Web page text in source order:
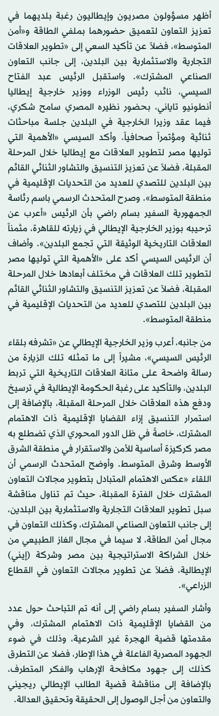
أظهر مسؤولون مصريون وإيطاليون رغبة بلديهما في
تعزيز التعاون لتعميق حضورهما بملفي الطاقة و«أمن
المتوسط»، فضلاً عن تأكيد السعي إلى «تطوير العلاقات
التجارية والاستثمارية بين البلدين، إلى جانب التعاون
الصناعي المشترك». واستقبل الرئيس عبد الفتاح
السيسي، نائب رئيس الوزراء ووزير خارجية إيطاليا
أنطونيو تاياني، بحضور نظيره المصري سامح شكري،
فيما عقد وزيرا الخارجية في البلدين جلسة مباحثات
ثنائية ومؤتمراً صحافياً. وأكد السيسي «الأهمية التي
توليها مصر لتطوير العلاقات مع إيطاليا خلال المرحلة
المقبلة، فضلاً عن تعزيز التنسيق والتشاور الثنائي القائم
بين البلدين للتصدي للعديد من التحديات الإقليمية في
منطقة المتوسط». وصرح المتحدث الرسمي باسم رئاسة
الجمهورية السفير بسام راضي بأن الرئيس «أعرب عن
ترحيبه بوزير الخارجية الإيطالي في زيارته للقاهرة، مثمناً
العلاقات التاريخية الوثيقة التي تجمع البلدين». وأضاف
أن الرئيس السيسي أكد على «الأهمية التي توليها مصر
لتطوير تلك العلاقات في مختلف أبعادها خلال المرحلة
المقبلة، فضلاً عن تعزيز التنسيق والتشاور الثنائي القائم
بين البلدين للتصدي للعديد من التحديات الإقليمية في
منطقة المتوسط».
من جانبه، أعرب وزير الخارجية الإيطالي عن «تشرفه بلقاء
الرئيس السيسي»، مشيراً إلى ما تمثله تلك الزيارة من
رسالة واضحة على متانة العلاقات التاريخية التي تربط
البلدين، والتأكيد على رغبة الحكومة الإيطالية في ترسيخ
ودفع هذه العلاقات خلال المرحلة المقبلة، بالإضافة إلى
استمرار التنسيق إزاء القضايا الإقليمية ذات الاهتمام
المشترك، خاصةً في ظل الدور المحوري الذي تضطلع به
مصر كركيزة أساسية للأمن والاستقرار في منطقة الشرق
الأوسط وشرق المتوسط. وأوضح المتحدث الرسمي أن
اللقاء «عكس الاهتمام المتبادل بتطوير مجالات التعاون
المشترك خلال الفترة المقبلة، حيث تم تناول مناقشة
سبل تطوير العلاقات التجارية والاستثمارية بين البلدين،
إلى جانب التعاون الصناعي المشترك، وكذلك التعاون في
مجال أمن الطاقة، لا سيما في مجال الغاز الطبيعي من
خلال الشراكة الاستراتيجية بين مصر وشركة (إيني)
الإيطالية، فضلاً عن تطوير مجالات التعاون في القطاع
الزراعي».
وأشار السفير بسام راضي إلى أنه تم التباحث حول عدد
من القضايا الإقليمية ذات الاهتمام المشترك، وفي
مقدمتها قضية الهجرة غير الشرعية، وذلك في ضوء
الجهود المصرية الفاعلة في هذا الإطار، فضلا عن التطرق
كذلك إلى جهود مكافحة الإرهاب والفكر المتطرف،
بالإضافة إلى مناقشة قضية الطالب الإيطالي ريجيني
والتعاون من أجل الوصول إلى الحقيقة وتحقيق العدالة.